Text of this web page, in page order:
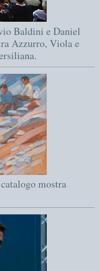
Baldini e Daniel
Azzurro, Viola e
mostra